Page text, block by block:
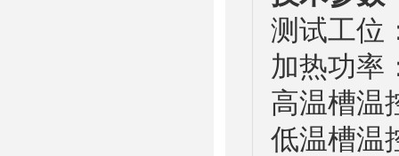
测试工位
加热功率
高温槽温
低温槽温